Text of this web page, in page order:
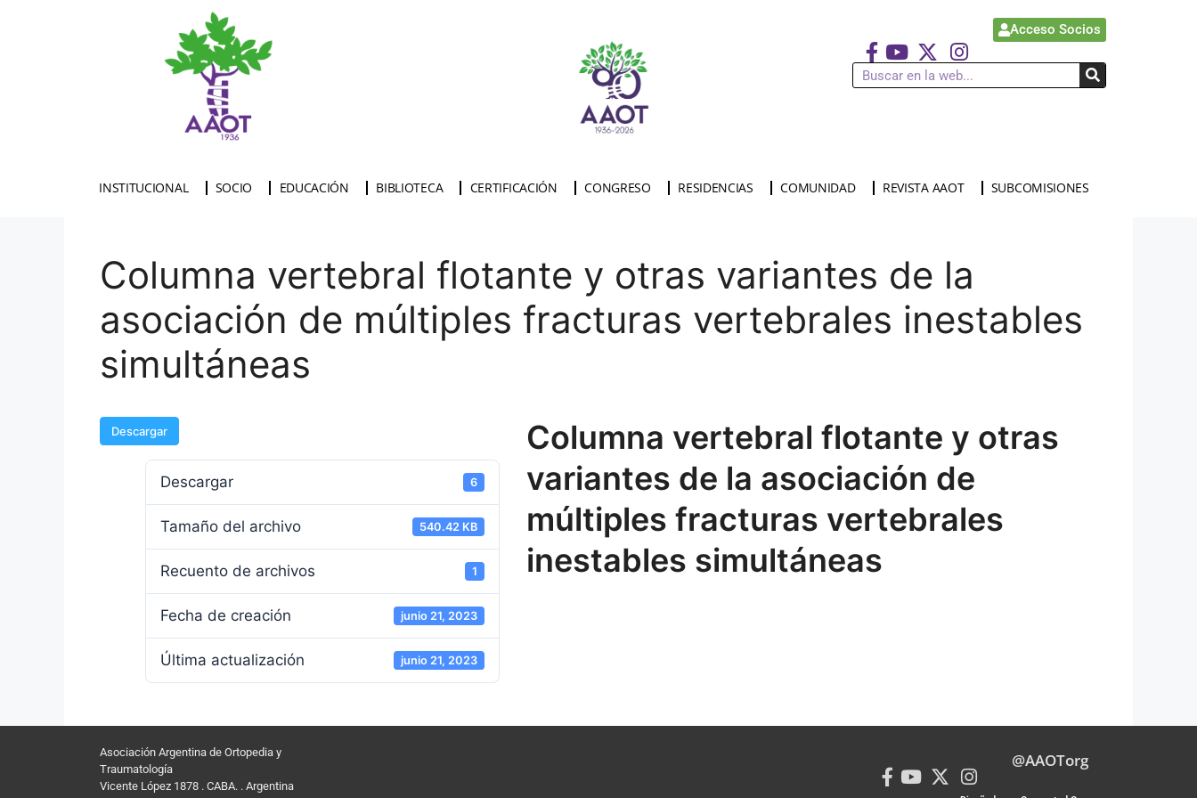
Acceso Socios
INSTITUCIONAL SOCIO EDUCACIÓN BIBLIOTECA CERTIFICACIÓN CONGRESO RESIDENCIAS COMUNIDAD REVISTA AAOT SUBCOMISIONES
Columna vertebral flotante y otras variantes de la
asociación de múltiples fracturas vertebrales inestables
simultáneas
Descargar
Descargar 6
Tamaño del archivo 540.42 KB
Recuento de archivos 1
Fecha de creación junio 21, 2023
Última actualización junio 21, 2023
Columna vertebral flotante y otras
variantes de la asociación de
múltiples fracturas vertebrales
inestables simultáneas
Asociación Argentina de Ortopedia y
Traumatología
Vicente López 1878 . CABA. . Argentina
@AAOTorg